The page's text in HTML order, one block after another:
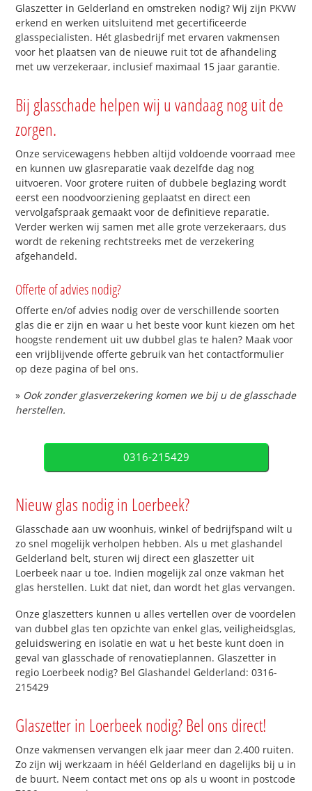
Glaszetter in Gelderland en omstreken nodig? Wij zijn PKVW
erkend en werken uitsluitend met gecertificeerde
glasspecialisten. Hét glasbedrijf met ervaren vakmensen
voor het plaatsen van de nieuwe ruit tot de afhandeling
met uw verzekeraar, inclusief maximaal 15 jaar garantie.
Bij glasschade helpen wij u vandaag nog uit de
zorgen.
Onze servicewagens hebben altijd voldoende voorraad mee
en kunnen uw glasreparatie vaak dezelfde dag nog
uitvoeren. Voor grotere ruiten of dubbele beglazing wordt
eerst een noodvoorziening geplaatst en direct een
vervolgafspraak gemaakt voor de definitieve reparatie.
Verder werken wij samen met alle grote verzekeraars, dus
wordt de rekening rechtstreeks met de verzekering
afgehandeld.
Offerte of advies nodig?
Offerte en/of advies nodig over de verschillende soorten
glas die er zijn en waar u het beste voor kunt kiezen om het
hoogste rendement uit uw dubbel glas te halen? Maak voor
een vrijblijvende offerte gebruik van het contactformulier
op deze pagina of bel ons.
» Ook zonder glasverzekering komen we bij u de glasschade
herstellen.
0316-215429
Nieuw glas nodig in Loerbeek?
Glasschade aan uw woonhuis, winkel of bedrijfspand wilt u
zo snel mogelijk verholpen hebben. Als u met glashandel
Gelderland belt, sturen wij direct een glaszetter uit
Loerbeek naar u toe. Indien mogelijk zal onze vakman het
glas herstellen. Lukt dat niet, dan wordt het glas vervangen.
Onze glaszetters kunnen u alles vertellen over de voordelen
van dubbel glas ten opzichte van enkel glas, veiligheidsglas,
geluidswering en isolatie en wat u het beste kunt doen in
geval van glasschade of renovatieplannen. Glaszetter in
regio Loerbeek nodig? Bel Glashandel Gelderland: 0316-
215429
Glaszetter in Loerbeek nodig? Bel ons direct!
Onze vakmensen vervangen elk jaar meer dan 2.400 ruiten.
Zo zijn wij werkzaam in héél Gelderland en dagelijks bij u in
de buurt. Neem contact met ons op als u woont in postcode